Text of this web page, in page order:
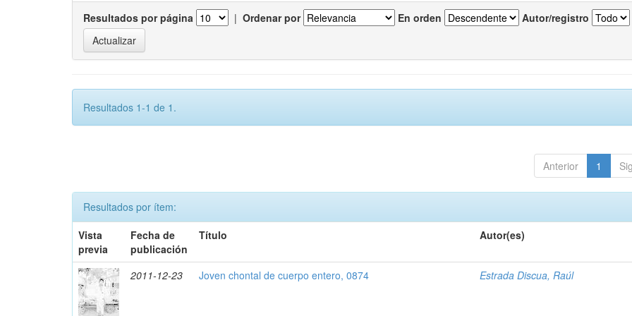
Resultados por página | Ordenar por En orden Autor/registro
Resultados 1-1 de 1.
Anterior 1
Resultados por ítem:
Vista
previa
Fecha de
publicación
Título Autor(es)
2011-12-23 Joven chontal de cuerpo entero, 0874 Estrada Discua, Raúl